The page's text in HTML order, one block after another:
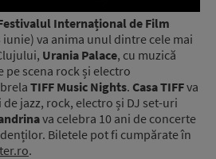
Internațional de Film
iunie) va anima unul dintre cele mai
Urania Palace, cu muzică
pe scena rock și electro
TIFF Music Nights. Casa TIFFva
jazz, rock, electro și DJ set-uri
va celebra 10 ani de concerte
Biletele pot fi cumpărate în
.